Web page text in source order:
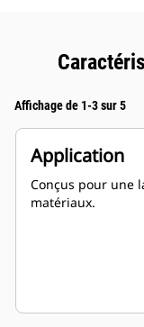
Affichage de 1-3 sur 5
Application
Conçus pour une
matériaux.